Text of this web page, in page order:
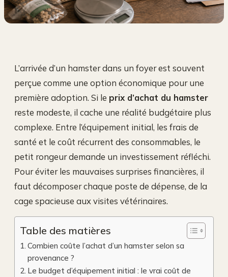
L’arrivée d’un hamster dans un foyer est souvent
perçue comme une option économique pour une
première adoption. Si le prix d’achat du hamster
reste modeste, il cache une réalité budgétaire plus
complexe. Entre l’équipement initial, les frais de
santé et le coût récurrent des consommables, le
petit rongeur demande un investissement réfléchi.
Pour éviter les mauvaises surprises financières, il
faut décomposer chaque poste de dépense, de la
cage spacieuse aux visites vétérinaires.
Table des matières
Combien coûte l’achat d’un hamster selon sa
provenance ?
Le budget d’équipement initial : le vrai coût de